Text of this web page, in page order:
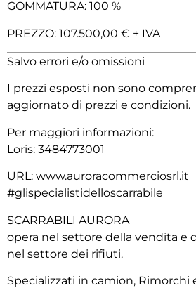
GOMMATURA: 100 %
PREZZO: 107.500,00 € + IVA
Salvo errori e/o omissioni
I prezzi esposti non sono
aggiornato di prezzi e condizioni.
Per maggiori informazioni:
Loris: 3484773001
URL: www.auroracommerciosrl.it
#glispecialistidelloscarrabile
SCARRABILI AURORA
opera nel settore della vendita e
nel settore dei rifiuti.
Specializzati in camion, Rimorchi